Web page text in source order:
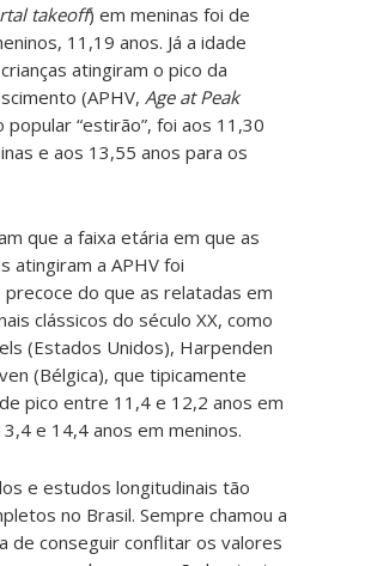
takeoff) em meninas foi de
11,19 anos. Já a idade
atingiram o pico da
(APHV, Age at Peak
popular “estirão”, foi aos 11,30
e aos 13,55 anos para os
que a faixa etária em que as
atingiram a APHV foi
do que as relatadas em
clássicos do século XX, como
(Estados Unidos), Harpenden
(Bélgica), que tipicamente
pico entre 11,4 e 12,2 anos em
e 14,4 anos em meninos.
e estudos longitudinais tão
no Brasil. Sempre chamou a
de conseguir conflitar os valores